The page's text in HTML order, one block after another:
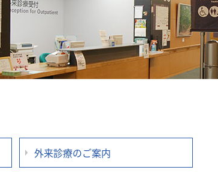
外来診療のご案内